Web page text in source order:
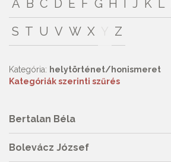
A B C D E F G H I J K L
S T U V W X Z
Kategória: helytörténet/honismeret
Kategóriák szerinti szűrés
Bertalan Béla
Bolevácz József